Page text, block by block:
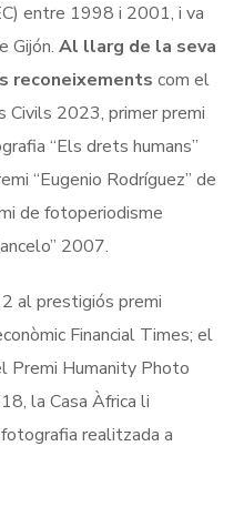
entre 1998 i 2001, i va
Gijón.Al llarg de la seva
reconeixements com el
Civils 2023, primer premi
“Els drets humans”
“Eugenio Rodríguez” de
de fotoperiodisme
2007.
al prestigiós premi
Financial Times; el
Premi Humanity Photo
la Casa Àfrica li
realitzada a